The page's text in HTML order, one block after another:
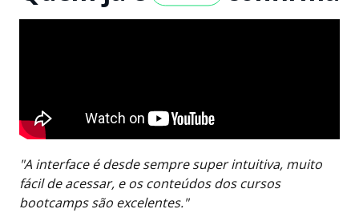
"A interface é desde sempre super intuitiva, muito
fácil de acessar, e os conteúdos dos cursos
bootcamps são excelentes."